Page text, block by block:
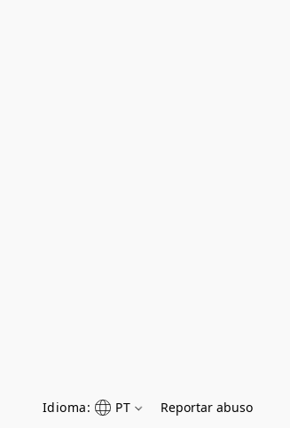
Idioma: PT Reportar abuso